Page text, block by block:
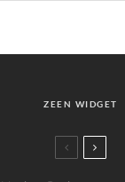
ZEEN WIDGET